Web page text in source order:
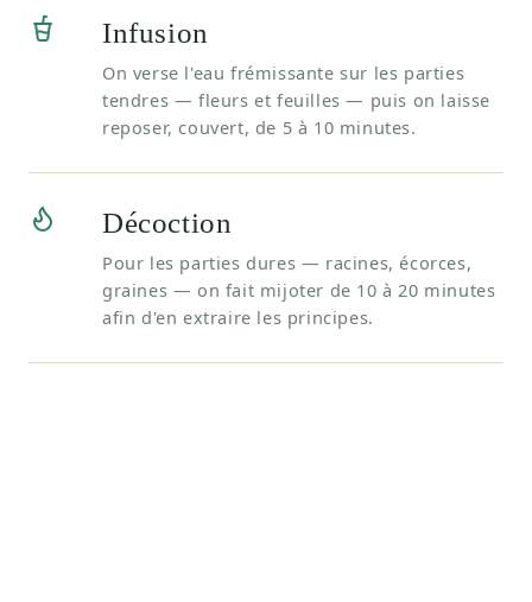
Infusion
On verse l'eau frémissante sur les parties
tendres — fleurs et feuilles — puis on laisse
reposer, couvert, de 5 à 10 minutes.
Décoction
Pour les parties dures — racines, écorces,
graines — on fait mijoter de 10 à 20 minutes
afin d'en extraire les principes.